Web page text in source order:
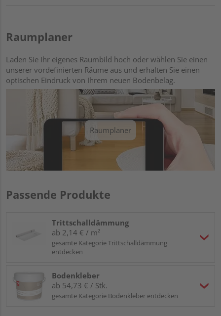
Raumplaner
Laden Sie Ihr eigenes Raumbild hoch oder wählen Sie einen
unserer vordefinierten Räume aus und erhalten Sie einen
optischen Eindruck von Ihrem neuen Bodenbelag.
Raumplaner
Passende Produkte
Trittschalldämmung
ab 2,14 € / m²
gesamte Kategorie Trittschalldämmung
entdecken
Bodenkleber
ab 54,73 € / Stk.
gesamte Kategorie Bodenkleber entdecken